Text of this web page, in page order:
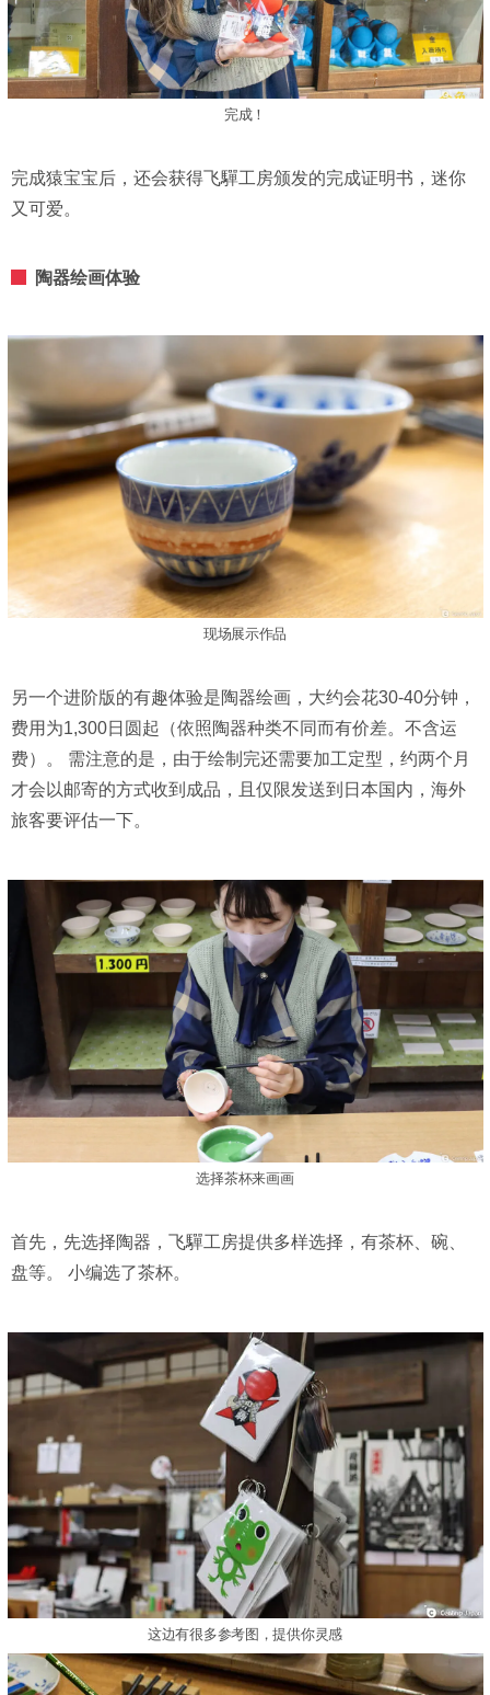
完成！
完成猿宝宝后，还会获得飞驒工房颁发的完成证明书，迷你
又可爱。
陶器绘画体验
现场展示作品
另一个进阶版的有趣体验是陶器绘画，大约会花30-40分钟，
费用为1,300日圆起（依照陶器种类不同而有价差。不含运
费）。 需注意的是，由于绘制完还需要加工定型，约两个月
才会以邮寄的方式收到成品，且仅限发送到日本国内，海外
旅客要评估一下。
选择茶杯来画画
首先，先选择陶器，飞驒工房提供多样选择，有茶杯、碗、
盘等。 小编选了茶杯。
这边有很多参考图，提供你灵感